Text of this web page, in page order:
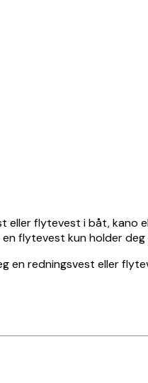
eller flytevest i båt,
en flytevest kun holder
en redningsvest eller